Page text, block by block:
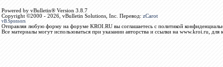
Powered by vBulletin® Version 3.8.7
Copyright ©2000 - 2026, vBulletin Solutions, Inc. Перевод: zCarot
vB.Sponsors
Отправляя любую форму на форуме KROI.RU вы соглашаетесь с политикой
Все материалы могут использоваться при указании авторства и ссылки на www.kroi.ru, для